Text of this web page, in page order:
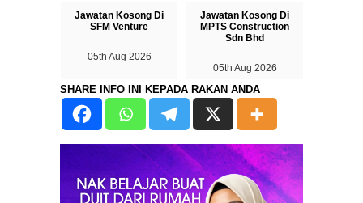
Jawatan Kosong Di
SFM Venture
05th Aug 2026
Jawatan Kosong Di
MPTS Construction
Sdn Bhd
05th Aug 2026
SHARE INFO INI KEPADA RAKAN ANDA